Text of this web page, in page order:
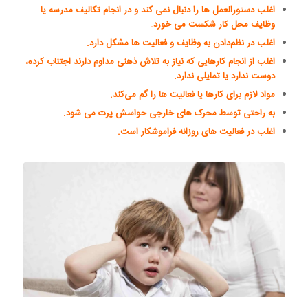
اغلب دستورالعمل ها را دنبال نمی کند و در انجام تکالیف مدرسه یا
وظایف محل کار شکست می خورد.
اغلب در نظم‌دادن به وظایف و فعالیت ها مشکل دارد.
اغلب از انجام کارهایی که نیاز به تلاش ذهنی مداوم دارند اجتناب کرده،
دوست ندارد یا تمایلی ندارد.
مواد لازم برای کارها یا فعالیت ها را گم می‌کند.
به راحتی توسط محرک های خارجی حواسش پرت می شود.
اغلب در فعالیت های روزانه فراموشکار است.